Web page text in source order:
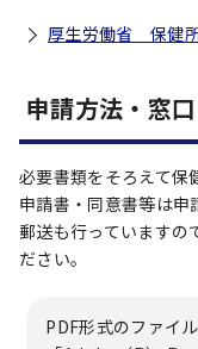
厚生労働省 保健
申請方法・窓口
必要書類をそろえて保
申請書・同意書等は申
郵送も行っていますの
ださい。
PDF形式のファイ